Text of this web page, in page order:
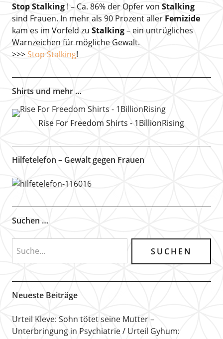
Stop Stalking! – Ca. 86% der Opfer von Stalking
sind Frauen. In mehr als 90 Prozent aller Femizide
kam es im Vorfeld zu Stalking– ein untrügliches
Warnzeichen für mögliche Gewalt.
>>> Stop Stalking!
Shirts und mehr …
Rise For Freedom Shirts - 1BillionRising
Hilfetelefon – Gewalt gegen Frauen
Suchen …
Neueste Beiträge
Urteil Kleve: Sohn tötet seine Mutter –
Unterbringung in Psychiatrie
Urteil Gyhum: